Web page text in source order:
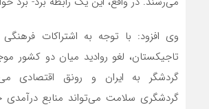
وی افزود: با توجه به اشتراکات
تاجیکستان، لغو روادید میان دو کشور
گردشگر به ایران و رونق اقتصادی
گردشگری سلامت می‌تواند منابع درآمدی